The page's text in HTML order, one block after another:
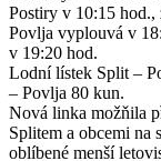
Postiry v 10:15 hod.,
Povlja vyplouvá v
v 19:20 hod.
Lodní lístek Split –
– Povlja 80 kun.
Nová linka možňila
Splitem a obcemi na
oblíbené menší